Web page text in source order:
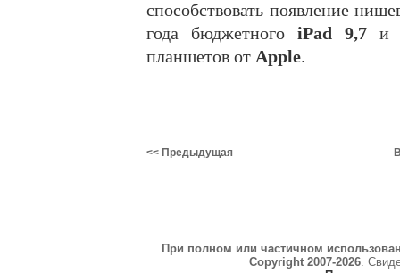
способствовать появление
года бюджетного iPad 9,7 и
планшетов от Apple.
<< Предыдущая
При полном или частичном
Copyright 2007-2026.